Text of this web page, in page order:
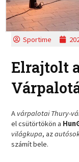
Sportime
Elrajtolt
A várpalotai Thury-
el csütörtökön a
világkupa, az
számít bele.